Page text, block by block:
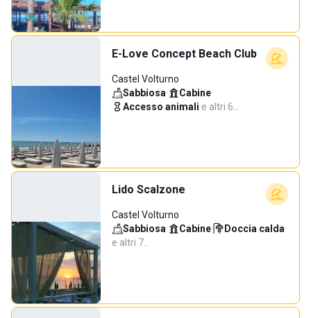
E-Love Concept Beach Club
Castel Volturno
Sabbiosa· Cabine·
Accesso animali·e altri 6…
Lido Scalzone
Castel Volturno
Sabbiosa· Cabine· Doccia calda·
e altri 7…